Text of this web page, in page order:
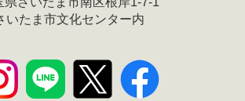
いたま市文化センター内